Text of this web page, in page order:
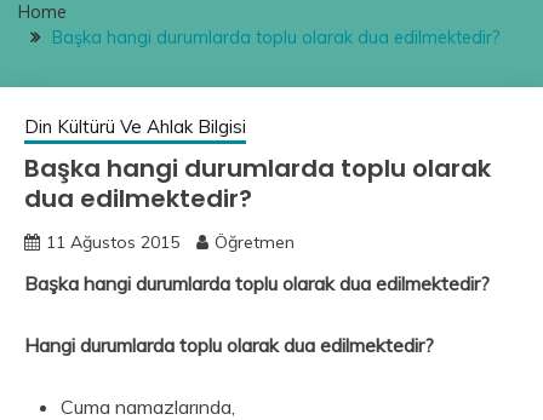
Home
Başka hangi durumlarda toplu olarak dua edilmektedir?
Din Kültürü Ve Ahlak Bilgisi
Başka hangi durumlarda toplu olarak
dua edilmektedir?
11 Ağustos 2015 Öğretmen
Başka hangi durumlarda toplu olarak dua edilmektedir?
Hangi durumlarda toplu olarak dua edilmektedir?
Cuma namazlarında,